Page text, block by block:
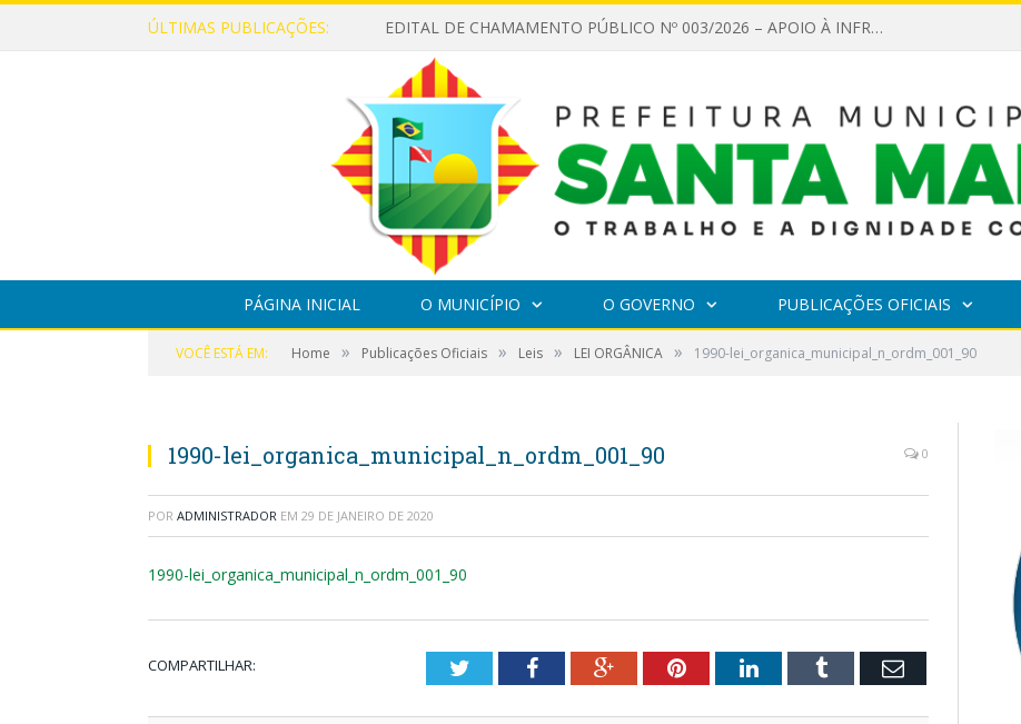
ÚLTIMAS PUBLICAÇÕES: EDITAL DE CHAMAMENTO PÚBLICO Nº 003/2026 – APOIO À INFRAESTRUTURA CULTURAL
PÁGINA INICIAL O MUNICÍPIO O GOVERNO PUBLICAÇÕES OFICIAIS
VOCÊ ESTÁ EM: Home » Publicações Oficiais » Leis » LEI ORGÂNICA » 1990-lei_organica_municipal_n_ordm_001_90
1990-lei_organica_municipal_n_ordm_001_90 0
POR ADMINISTRADOR EM 29 DE JANEIRO DE 2020
1990-lei_organica_municipal_n_ordm_001_90
COMPARTILHAR: TwitterFacebookGoogle+PinterestLinkedInTumblr Email